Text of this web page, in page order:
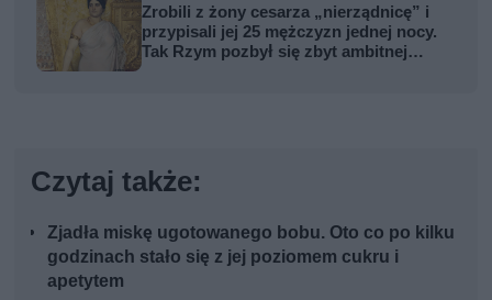
Zrobili z żony cesarza „nierządnicę” i
przypisali jej 25 mężczyzn jednej nocy.
Tak Rzym pozbył się zbyt ambitnej
Czytaj także:
Zjadła miskę ugotowanego bobu. Oto co po kilku
godzinach stało się z jej poziomem cukru i
apetytem